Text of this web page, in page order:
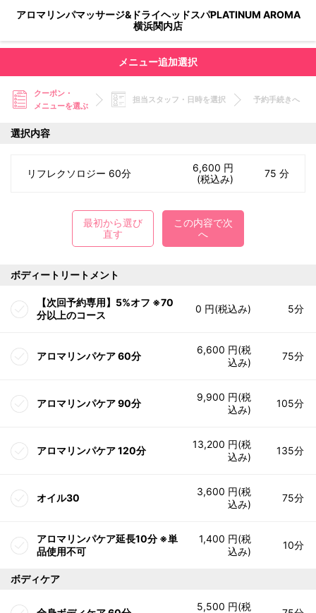
アロマリンパマッサージ&ドライヘッドスパPLATINUM AROMA
横浜関内店
メニュー追加選択
クーポン・
メニューを選ぶ
担当スタッフ・日時を選択 予約手続きへ
選択内容
リフレクソロジー 60分
6,600 円
(税込み)
75 分
最初から選び
直す
この内容で次
へ
ボディートリートメント
【次回予約専用】5%オフ ※70
分以上のコース
0 円(税込み) 5分
アロマリンパケア 60分
6,600 円(税
込み)
75分
アロマリンパケア 90分
9,900 円(税
込み)
105分
アロマリンパケア 120分
13,200 円(税
込み)
135分
オイル30
3,600 円(税
込み)
75分
アロマリンパケア延長10分 ※単
品使用不可
1,400 円(税
込み)
10分
ボディケア
5,500 円(税